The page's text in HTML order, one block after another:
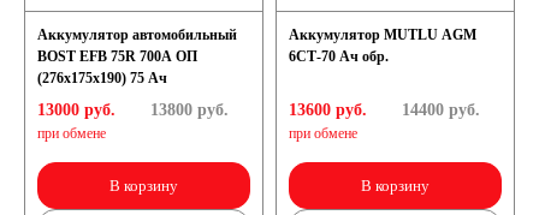
Аккумулятор автомобильный
BOST EFB 75R 700A ОП
(276x175x190) 75 Ач
13000 руб.
при обмене
13800руб.
В корзину
Аккумулятор MUTLU AGM
6СТ-70 Ач обр.
13600 руб.
при обмене
14400руб.
В корзину